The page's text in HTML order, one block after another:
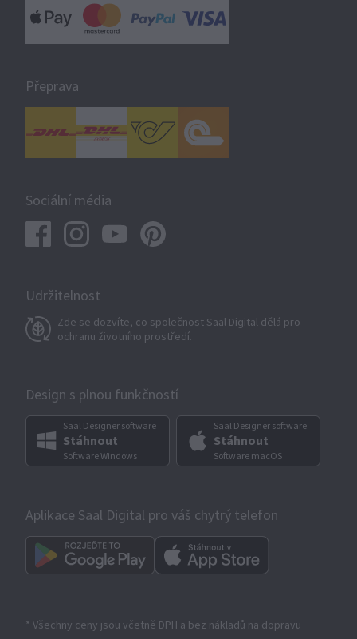
Přeprava
Sociální média
Udržitelnost
Zde se dozvíte, co společnost Saal Digital dělá pro
ochranu životního prostředí.
Design s plnou funkčností
Saal Designer software
Stáhnout
Software Windows
Saal Designer software
Stáhnout
Software macOS
Aplikace Saal Digital pro váš chytrý telefon
* Všechny ceny jsou včetně DPH a bez nákladů na dopravu